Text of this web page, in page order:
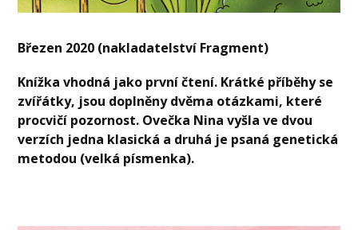
Březen 2020 (nakladatelství Fragment)
Knížka vhodná jako první čtení. Krátké příběhy se
zvířátky, jsou doplněny dvěma otázkami, které
procvičí pozornost. Ovečka Nina vyšla ve dvou
verzích jedna klasická a druhá je psaná genetická
metodou (velká písmenka).